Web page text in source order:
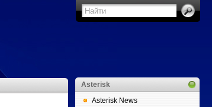
Asterisk
Asterisk News